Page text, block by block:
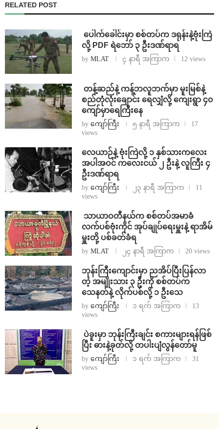
RELATED POST
⁩ ⁨ပေါက်ခေါင်းမှာ စစ်တပ်က ဒရုန်းနဲ့ဗုံးကြဲ
လို့ PDF ရဲဘော် ၃ ဦးဒဏ်ရာရ
by MLAT ၄ နာရီ အကြာက 12 views
⁩ ⁨တန့်ဆည်နဲ့ ကန့်ဘလူဘက်မှာ မူးမြစ်နဲ့
စည်တုံလုံးချောင်း ရေလျှံလို့ ကျေးရွာ ၄၀
ကျော်မှာရေကြီးနေ
by ကျော်ကြီး ၅ နာရီ အကြာက
17
views
⁨လေယာဉ်နဲ့ ဗုံးကြဲလို့ ၁ နှစ်သားကလေး
အပါအဝင် ကလေးငယ် ၂ ဦးနဲ့ လူကြီး ၄
ဦးဒဏ်ရာရ
by ကျော်ကြီး ၂၃ နာရီ အကြာက
11
views
⁩ ⁨သာယာဝတီနယ်က စစ်တပ်အမာခံ
လက်ပစ်ဗုံးကိုင် အုပ်ချုပ်ရေးမှူးနဲ့ ရာအိမ်
မှူးတို့ ပစ်ခတ်ခံရ
by MLAT ၂၄ နာရီ အကြာက 20 views
ဘုန်းကြီးကျောင်းမှာ ညအိပ်ပြီးပြန်လာ
တဲ့ အမျိုးသား ၃ ဦးကို စစ်တပ်က
သေနတ်နဲ့ လိုက်ပစ်လို့ ၁ ဦးသေ
by ကျော်ကြီး ၁ ရက် အကြာက
13
views
⁩ ⁨ပဲခူးမှာ ဘုန်းကြီးချင်း စကားများရန်ဖြစ်
ပြီး ဓားနဲ့ခုတ်လို့ တပါးပျံလွန်တော်မူ
by ကျော်ကြီး ၁ ရက် အကြာက
31
views